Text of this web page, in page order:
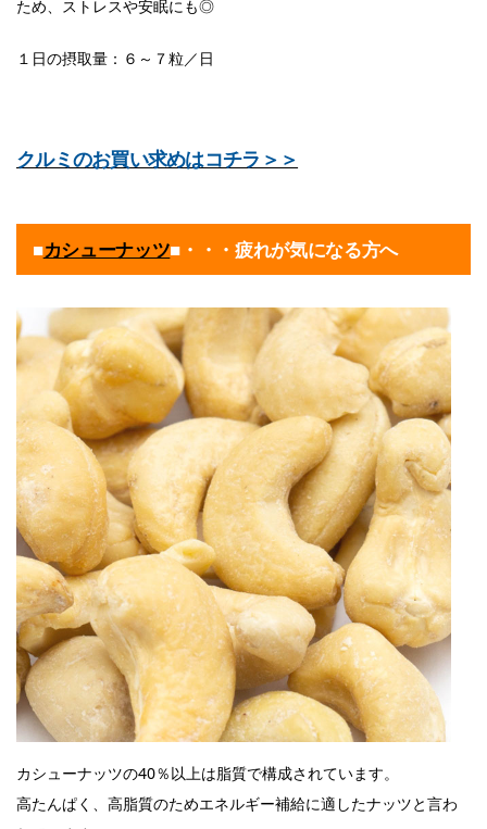
ため、ストレスや安眠にも◎
１日の摂取量：６～７粒／日
クルミのお買い求めはコチラ＞＞
■カシューナッツ■・・・疲れが気になる方へ
カシューナッツの40％以上は脂質で構成されています。
高たんぱく、高脂質のためエネルギー補給に適したナッツと言わ